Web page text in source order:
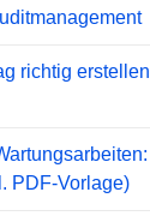
richtig
PDF-Vorlage)